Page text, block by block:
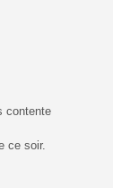
contente
ce soir.